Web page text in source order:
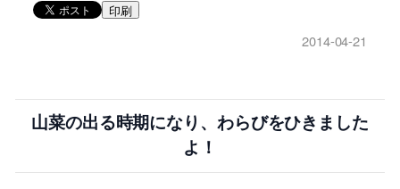
印刷
2014-04-21
山菜の出る時期になり、わらびをひきました
よ！